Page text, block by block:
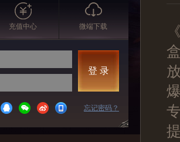
充值中心 微端下载
登 录
忘记密码？